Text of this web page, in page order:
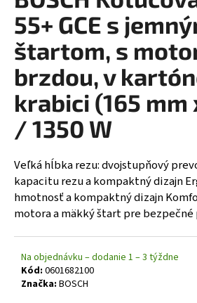
55+ GCE s
štartom, s
brzdou, v
krabici (165 mm
/ 1350 W
Veľká hĺbka rezu: dvojstupňový
kapacitu rezu a kompaktný dizajn
hmotnosť a kompaktný dizajn
motora a mäkký štart pre
Na objednávku – dodanie 1 – 3 týždne
Kód: 0601682100
Značka: BOSCH
á
j
s
ť
?
HĽADAŤ